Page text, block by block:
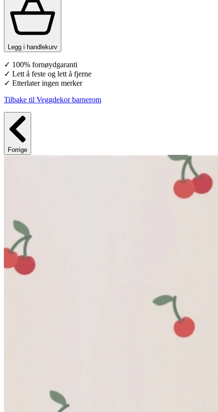
Legg i handlekurv
✓ 100% fornøydgaranti
✓ Lett å feste og lett å fjerne
✓ Etterlater ingen merker
Tilbake til Veggdekor barnerom
Forrige